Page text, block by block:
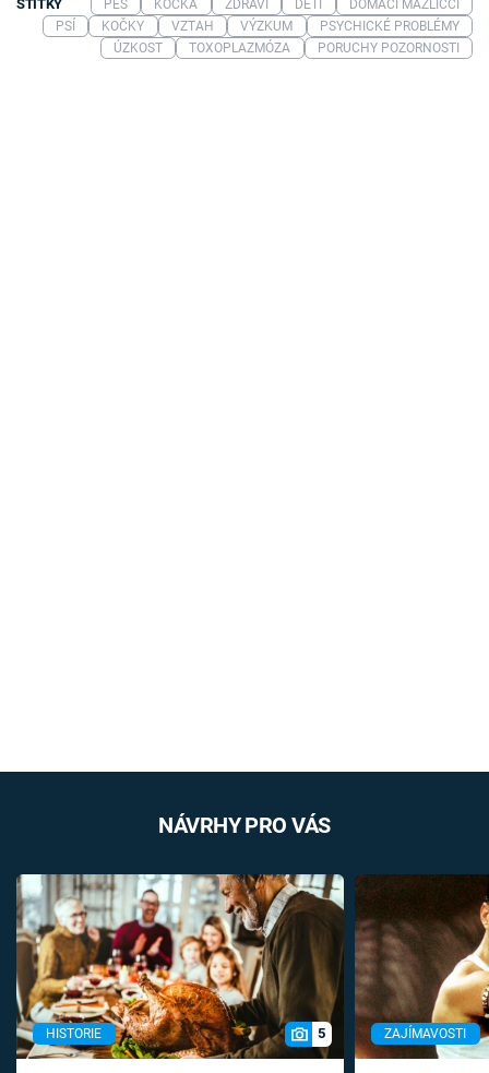
ŠTÍTKY PES KOČKA ZDRAVÍ DĚTI
DOMÁCÍ MAZLÍČCI
PSÍ
KOČKY VZTAH VÝZKUM
PSYCHICKÉ PROBLÉMY
ÚZKOST
TOXOPLAZMÓZA PORUCHY POZORNOSTI
NÁVRHY PRO VÁS
HISTORIE 5 ZAJÍMAVOSTI